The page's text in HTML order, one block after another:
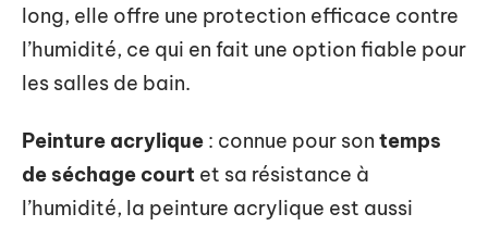
long, elle offre une protection efficace contre
l’humidité, ce qui en fait une option fiable pour
les salles de bain.
Peinture acrylique : connue pour son temps
de séchage court et sa résistance à
l’humidité, la peinture acrylique est aussi